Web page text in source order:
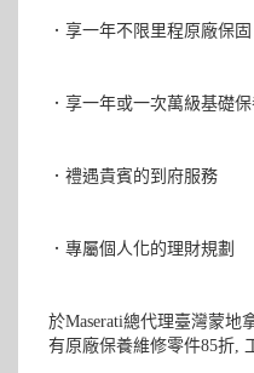
．享一年不限里程原廠保固
．享一年或一次萬級基礎
．禮遇貴賓的到府服務
．專屬個人化的理財規劃
於Maserati總代理臺灣蒙地
有原廠保養維修零件85折,